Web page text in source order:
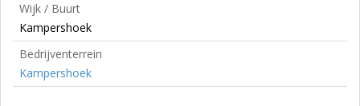
Wijk / Buurt
Kampershoek
Bedrijventerrein
Kampershoek